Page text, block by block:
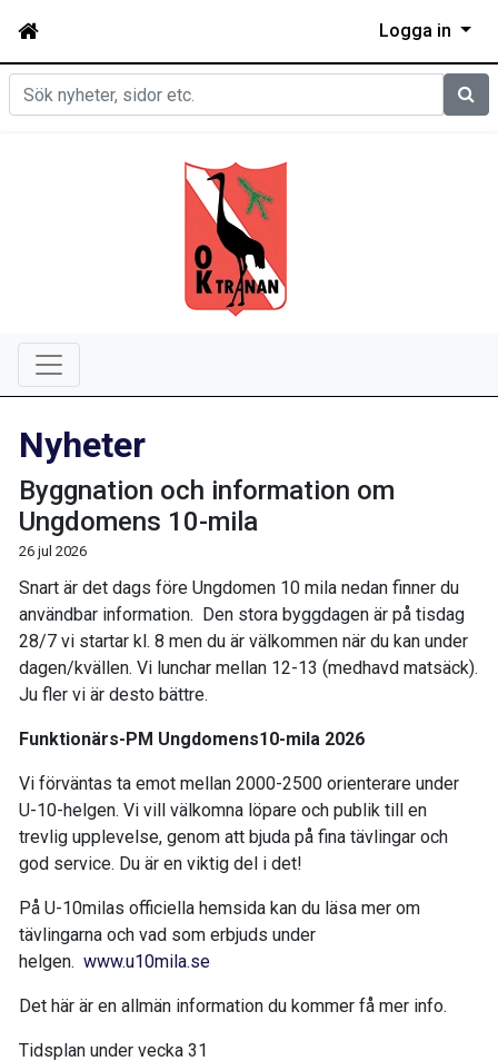
Logga in
Sök
Nyheter
Byggnation och information om
Ungdomens 10-mila
26 jul 2026
Snart är det dags före Ungdomen 10 mila nedan finner du
användbar information. Den stora byggdagen är på tisdag
28/7 vi startar kl. 8 men du är välkommen när du kan under
dagen/kvällen. Vi lunchar mellan 12-13 (medhavd matsäck).
Ju fler vi är desto bättre.
Funktionärs-PM Ungdomens10-mila 2026
Vi förväntas ta emot mellan 2000-2500 orienterare under
U-10-helgen. Vi vill välkomna löpare och publik till en
trevlig upplevelse, genom att bjuda på fina tävlingar och
god service. Du är en viktig del i det!
På U-10milas officiella hemsida kan du läsa mer om
tävlingarna och vad som erbjuds under
helgen. www.u10mila.se
Det här är en allmän information du kommer få mer info.
Tidsplan under vecka 31